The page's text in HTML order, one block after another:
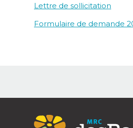
Lettre de sollicitation
Formulaire de demande
Contact
MRC